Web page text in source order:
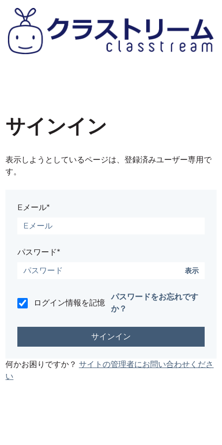
サインイン
表示しようとしているページは、登録済みユーザー専用で
す。
Eメール*
パスワード*
表示
ログイン情報を記憶
パスワードをお忘れです
か？
何かお困りですか？サイトの管理者にお問い合わせくださ
い